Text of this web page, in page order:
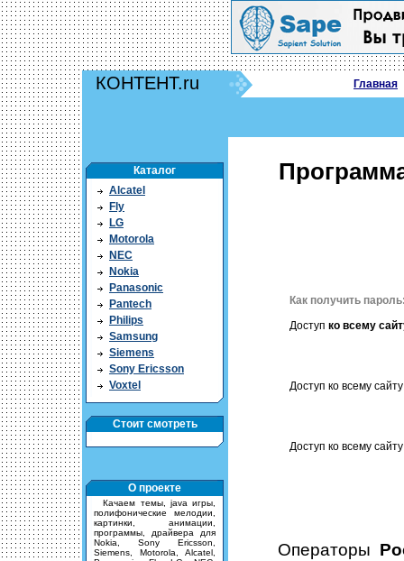
КОНТЕНТ.ru Главная
Каталог
Alcatel
Fly
LG
Motorola
NEC
Nokia
Panasonic
Pantech
Philips
Samsung
Siemens
Sony Ericsson
Voxtel
Стоит смотреть
О проекте
Качаем темы, java игры,
полифонические мелодии,
картинки, анимации,
программы, драйвера для
Nokia, Sony Ericsson,
Siemens, Motorola, Alcatel,
Как получить
Доступ ко всему
Доступ ко всему
Доступ ко всему
Операторы